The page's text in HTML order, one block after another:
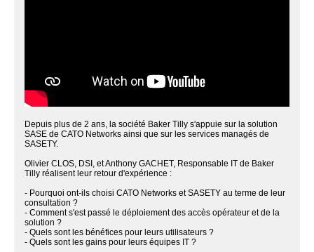
Depuis plus de 2 ans, la société Baker Tilly s'appuie sur la solution
SASE de CATO Networks ainsi que sur les services managés de
SASETY.
Olivier CLOS, DSI, et Anthony GACHET, Responsable IT de Baker
Tilly réalisent leur retour d'expérience :
- Pourquoi ont-ils choisi CATO Networks et SASETY au terme de leur
consultation ?
- Comment s'est passé le déploiement des accès opérateur et de la
solution ?
- Quels sont les bénéfices pour leurs utilisateurs ?
- Quels sont les gains pour leurs équipes IT ?